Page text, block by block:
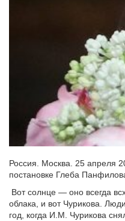
Россия. Москва. 25 апреля
постановке Глеба
Вот солнце — оно всегда
облака, и вот Чурикова.
год, когда И.М. Чурикова